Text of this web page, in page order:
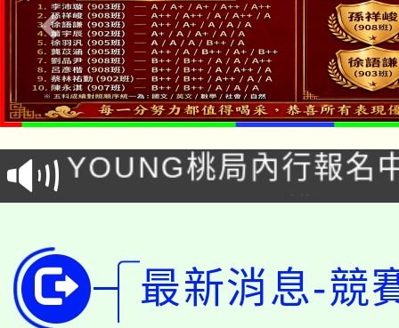
「本色祭」8/29、30在
場熱烈登場!
8/21下午1時於龍潭區
徵才活動。
YOUNG桃局內行報名
局官網。
8月14至27日，桃園電
田徑場及游泳池舉行。
桃園市低收入戶享有免
最新消息-競